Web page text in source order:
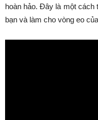
hoàn hảo. Đây là một
bạn và làm cho vòng eo